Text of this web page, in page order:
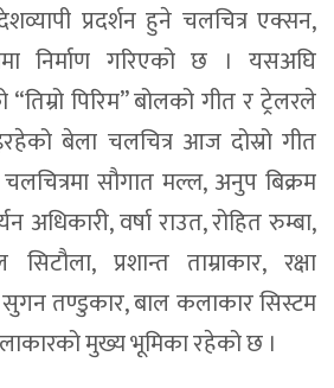
प्रदर्शन हुने चलचित्र एक्सन,
निर्माण गरिएको छ । यसअघि
पिरिम” बोलको गीत र ट्रेलरले
बेला चलचित्र आज दोस्रो गीत
सौगात मल्ल, अनुप बिक्रम
अधिकारी, वर्षा राउत, रोहित रुम्बा,
प्रशान्त ताम्राकार, रक्षा
सुगन तण्डुकार, बाल कलाकार सिस्टम
मुख्य भूमिका रहेको छ ।